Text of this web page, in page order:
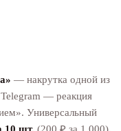
— накрутка одной из
— реакция
Универсальный